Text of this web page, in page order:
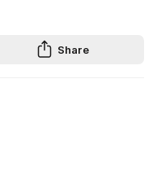
Share